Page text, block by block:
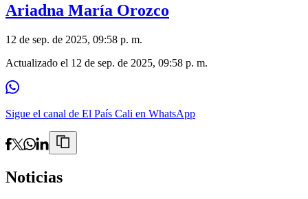
Ariadna María Orozco
12 de sep. de 2025, 09:58 p. m.
Actualizado el 12 de sep. de 2025, 09:58 p. m.
Sigue el canal de El País Cali en WhatsApp
Noticias